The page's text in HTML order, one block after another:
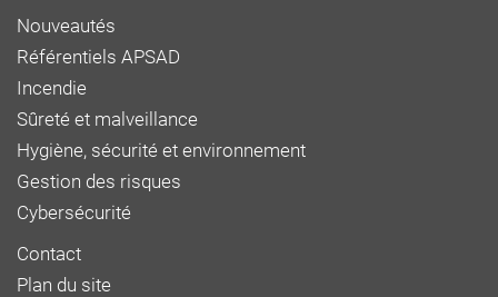
Nouveautés
Référentiels APSAD
Incendie
Sûreté et malveillance
Hygiène, sécurité et environnement
Gestion des risques
Cybersécurité
Contact
Plan du site